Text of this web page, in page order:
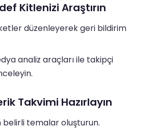
Kitlenizi Araştırın
düzenleyerek geri bildirim
analiz araçları ile takipçi
Takvimi Hazırlayın
belirli temalar oluşturun.